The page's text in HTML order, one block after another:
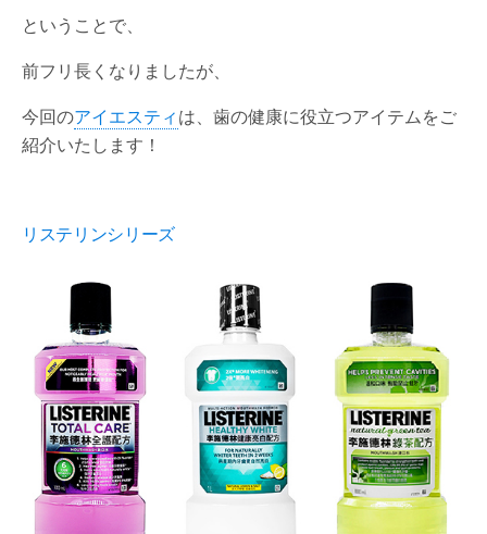
ということで、
前フリ長くなりましたが、
今回のアイエスティは、歯の健康に役立つアイテムをご
紹介いたします！
リステリンシリーズ